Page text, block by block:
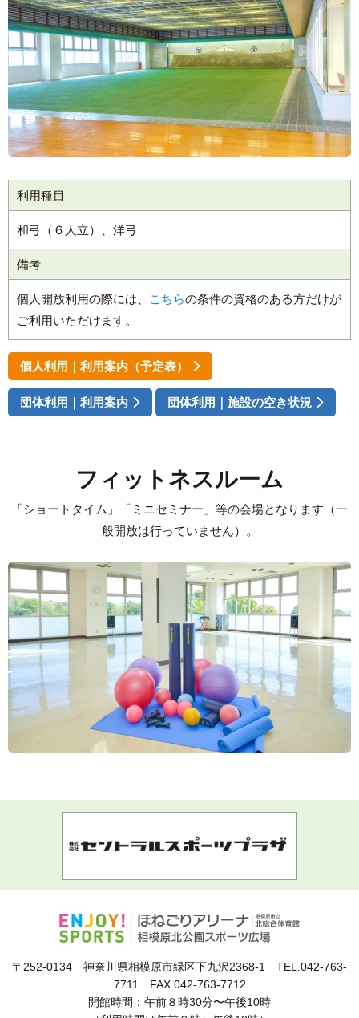
利用種目
和弓（６人立）、洋弓
備考
個人開放利用の際には、 こちらの条件の資格のある方だけが
ご利用いただけます。
個人利用｜利用案内（予定表）
団体利用｜利用案内 団体利用｜施設の空き状況
フィットネスルーム
「ショートタイム」「ミニセミナー」等の会場となります（一
般開放は行っていません）。
〒252-0134 神奈川県相模原市緑区下九沢2368-1 TEL.042-763-
7711 FAX.042-763-7712
開館時間：午前８時30分〜午後10時